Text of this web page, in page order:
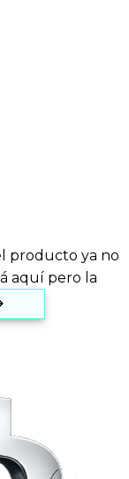
producto ya no
aquí pero la